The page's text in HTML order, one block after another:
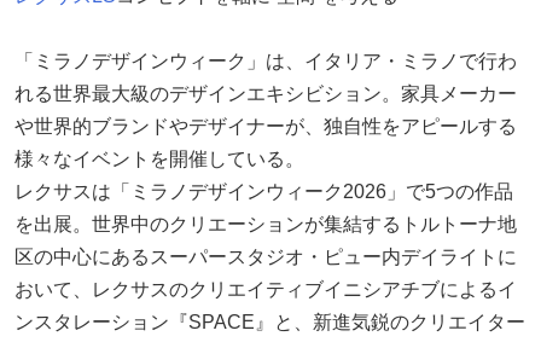
「ミラノデザインウィーク」は、イタリア・ミラノで行わ
れる世界最大級のデザインエキシビション。家具メーカー
や世界的ブランドやデザイナーが、独自性をアピールする
様々なイベントを開催している。
レクサスは「ミラノデザインウィーク2026」で5つの作品
を出展。世界中のクリエーションが集結するトルトーナ地
区の中心にあるスーパースタジオ・ピュー内デイライトに
おいて、レクサスのクリエイティブイニシアチブによるイ
ンスタレーション『SPACE』と、新進気鋭のクリエイター